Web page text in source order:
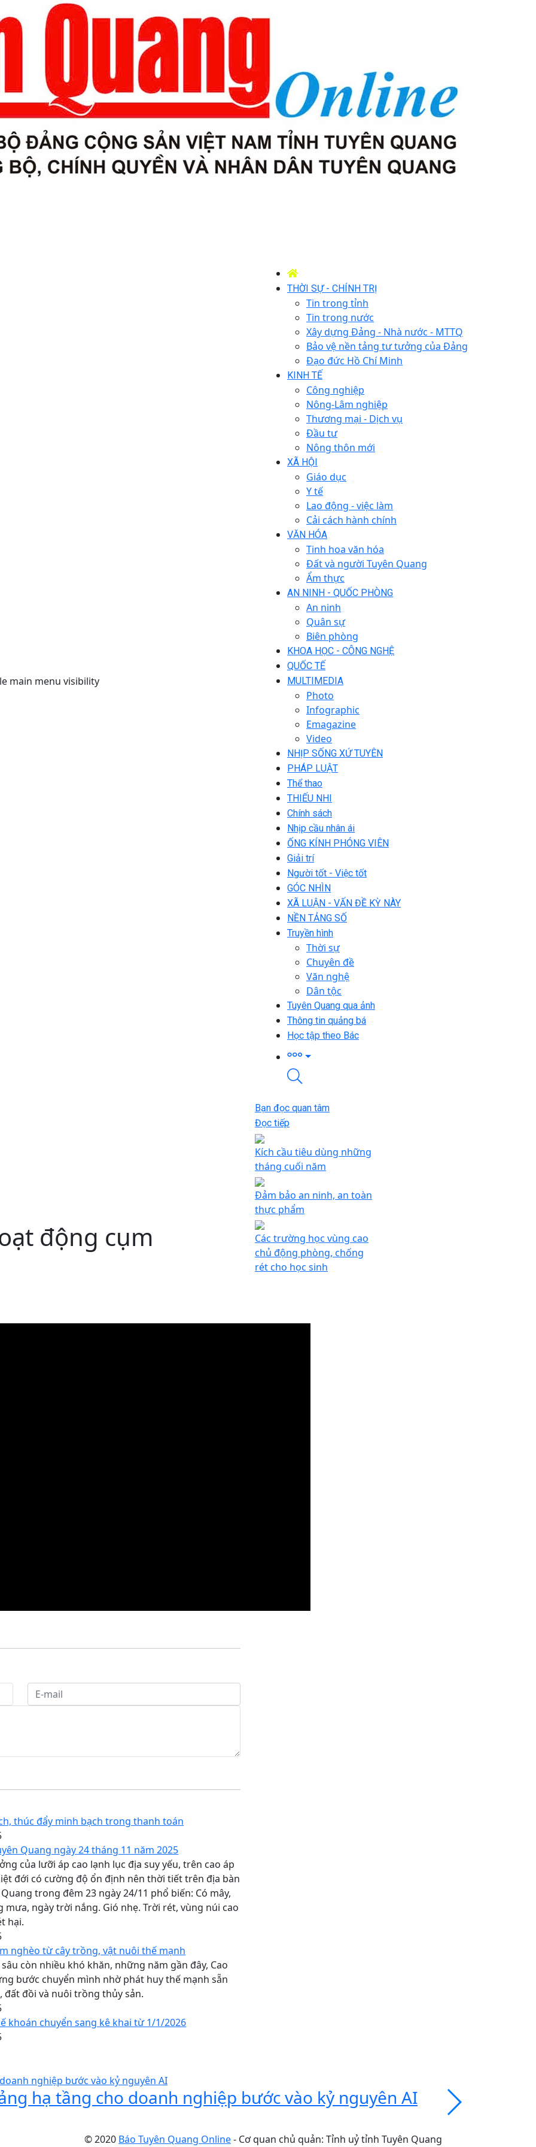
main menu visibility
THỜI SỰ - CHÍNH TRỊ
Tin trong tỉnh
Tin trong nước
Xây dựng Đảng - Nhà nước - MTTQ
Bảo vệ nền tảng tư tưởng của Đảng
Đạo đức Hồ Chí Minh
KINH TẾ
Công nghiệp
Nông-Lâm nghiệp
Thương mại - Dịch vụ
Đầu tư
Nông thôn mới
XÃ HỘI
Giáo dục
Y tế
Lao động - việc làm
Cải cách hành chính
VĂN HÓA
Tinh hoa văn hóa
Đất và người Tuyên Quang
Ẩm thực
AN NINH - QUỐC PHÒNG
An ninh
Quân sự
Biên phòng
KHOA HỌC - CÔNG NGHỆ
QUỐC TẾ
MULTIMEDIA
Photo
Infographic
Emagazine
Video
NHỊP SỐNG XỨ TUYÊN
PHÁP LUẬT
Thể thao
THIẾU NHI
Chính sách
Nhịp cầu nhân ái
ỐNG KÍNH PHÓNG VIÊN
Giải trí
Người tốt - Việc tốt
GÓC NHÌN
XÃ LUẬN - VẤN ĐỀ KỲ NÀY
NỀN TẢNG SỐ
Truyền hình
Thời sự
Chuyên đề
Văn nghệ
Dân tộc
Tuyên Quang qua ảnh
Thông tin quảng bá
Học tập theo Bác
động cụm
thúc đẩy minh bạch trong thanh toán
Quang ngày 24 tháng 11 năm 2025
của lưỡi áp cao lạnh lục địa suy yếu, trên cao áp
đới có cường độ ổn định nên thời tiết trên địa bàn
trong đêm 23 ngày 24/11 phổ biến: Có mây,
mưa, ngày trời nắng. Gió nhẹ. Trời rét, vùng núi cao
hại.
nghèo từ cây trồng, vật nuôi thế mạnh
sâu còn nhiều khó khăn, những năm gần đây, Cao
bước chuyển mình nhờ phát huy thế mạnh sẵn
đất đồi và nuôi trồng thủy sản.
khoán chuyển sang kê khai từ 1/1/2026
Bạn đọc quan tâm
Đọc tiếp
Kích cầu tiêu dùng những
tháng cuối năm
Đảm bảo an ninh, an toàn
thực phẩm
Các trường học vùng cao
chủ động phòng, chống
rét cho học sinh
hạ tầng cho doanh nghiệp bước vào kỷ nguyên AI
© 2020 Báo Tuyên Quang Online- Cơ quan chủ quản: Tỉnh uỷ tỉnh Tuyên Quang